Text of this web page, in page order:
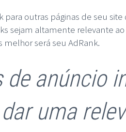
outras páginas de seu
sejam altamente relevante
será seu AdRank.
anúncio
uma